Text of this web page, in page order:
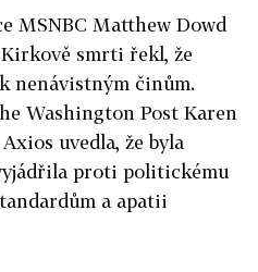
MSNBC Matthew Dowd
smrti řekl, že
nenávistným činům.
Washington Post Karen
uvedla, že byla
proti politickému
a apatii